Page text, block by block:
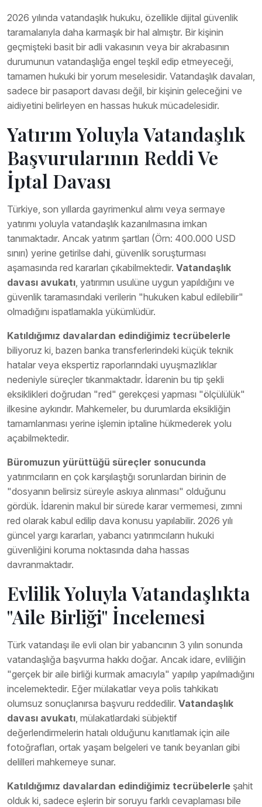
2026 yılında vatandaşlık hukuku, özellikle dijital güvenlik
taramalarıyla daha karmaşık bir hal almıştır. Bir kişinin
geçmişteki basit bir adli vakasının veya bir akrabasının
durumunun vatandaşlığa engel teşkil edip etmeyeceği,
tamamen hukuki bir yorum meselesidir. Vatandaşlık davaları,
sadece bir pasaport davası değil, bir kişinin geleceğini ve
aidiyetini belirleyen en hassas hukuk mücadelesidir.
Yatırım Yoluyla Vatandaşlık
Başvurularının Reddi Ve
İptal Davası
Türkiye, son yıllarda gayrimenkul alımı veya sermaye
yatırımı yoluyla vatandaşlık kazanılmasına imkan
tanımaktadır. Ancak yatırım şartları (Örn: 400.000 USD
sınırı) yerine getirilse dahi, güvenlik soruşturması
aşamasında red kararları çıkabilmektedir. Vatandaşlık
davası avukatı , yatırımın usulüne uygun yapıldığını ve
güvenlik taramasındaki verilerin "hukuken kabul edilebilir"
olmadığını ispatlamakla yükümlüdür.
Katıldığımız davalardan edindiğimiz tecrübelerle
biliyoruz ki, bazen banka transferlerindeki küçük teknik
hatalar veya ekspertiz raporlarındaki uyuşmazlıklar
nedeniyle süreçler tıkanmaktadır. İdarenin bu tip şekli
eksiklikleri doğrudan "red" gerekçesi yapması "ölçülülük"
ilkesine aykırıdır. Mahkemeler, bu durumlarda eksikliğin
tamamlanması yerine işlemin iptaline hükmederek yolu
açabilmektedir.
Büromuzun yürüttüğü süreçler sonucunda
yatırımcıların en çok karşılaştığı sorunlardan birinin de
"dosyanın belirsiz süreyle askıya alınması" olduğunu
gördük. İdarenin makul bir sürede karar vermemesi, zımni
red olarak kabul edilip dava konusu yapılabilir. 2026 yılı
güncel yargı kararları, yabancı yatırımcıların hukuki
güvenliğini koruma noktasında daha hassas
davranmaktadır.
Evlilik Yoluyla Vatandaşlıkta
"Aile Birliği" İncelemesi
Türk vatandaşı ile evli olan bir yabancının 3 yılın sonunda
vatandaşlığa başvurma hakkı doğar. Ancak idare, evliliğin
"gerçek bir aile birliği kurmak amacıyla" yapılıp yapılmadığını
incelemektedir. Eğer mülakatlar veya polis tahkikatı
olumsuz sonuçlanırsa başvuru reddedilir. Vatandaşlık
davası avukatı , mülakatlardaki sübjektif
değerlendirmelerin hatalı olduğunu kanıtlamak için aile
fotoğrafları, ortak yaşam belgeleri ve tanık beyanları gibi
delilleri mahkemeye sunar.
Katıldığımız davalardan edindiğimiz tecrübelerle şahit
olduk ki, sadece eşlerin bir soruyu farklı cevaplaması bile